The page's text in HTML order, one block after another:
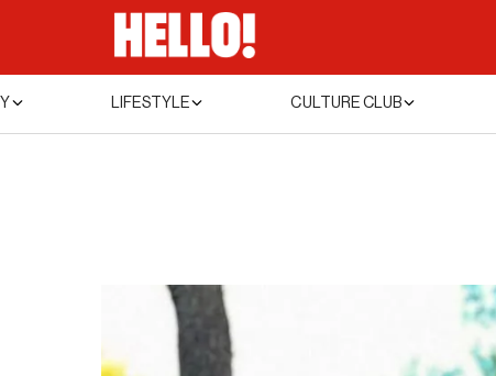
LIFESTYLE CULTURE CLUB